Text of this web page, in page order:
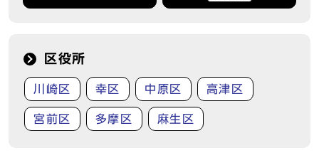
区役所
川崎区 幸区 中原区 高津区
宮前区 多摩区 麻生区